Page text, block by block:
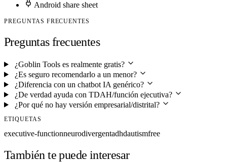
Android share sheet
PREGUNTAS FRECUENTES
Preguntas frecuentes
¿Goblin Tools es realmente gratis?
¿Es seguro recomendarlo a un menor?
¿Diferencia con un chatbot IA genérico?
¿De verdad ayuda con TDAH/función ejecutiva?
¿Por qué no hay versión empresarial/distrital?
ETIQUETAS
executive-functionneurodivergentadhdautismfree
También te puede interesar